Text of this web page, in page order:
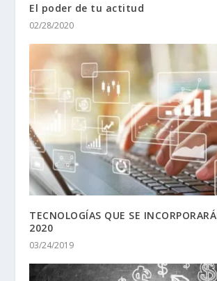
El poder de tu actitud
02/28/2020
TECNOLOGÍAS QUE SE
2020
03/24/2019